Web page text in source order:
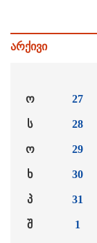
არქივი
ო
ს
ო
ხ
პ
შ
27
28
29
30
31
1